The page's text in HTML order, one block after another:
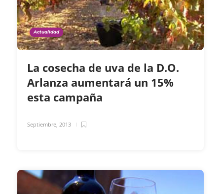
Actualidad
La cosecha de uva de la D.O.
Arlanza aumentará un 15%
esta campaña
Septiembre, 2013